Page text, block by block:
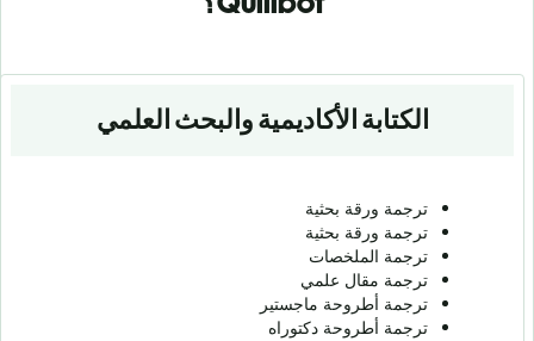
الكتابة الأكاديمية والبحث العلمي
ترجمة ورقة بحثية
ترجمة ورقة بحثية
ترجمة الملخصات
ترجمة مقال علمي
ترجمة أطروحة ماجستير
ترجمة أطروحة دكتوراه